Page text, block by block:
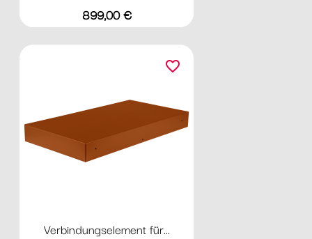
Preis
899,00 €
Verbindungselement für...
favorite_border